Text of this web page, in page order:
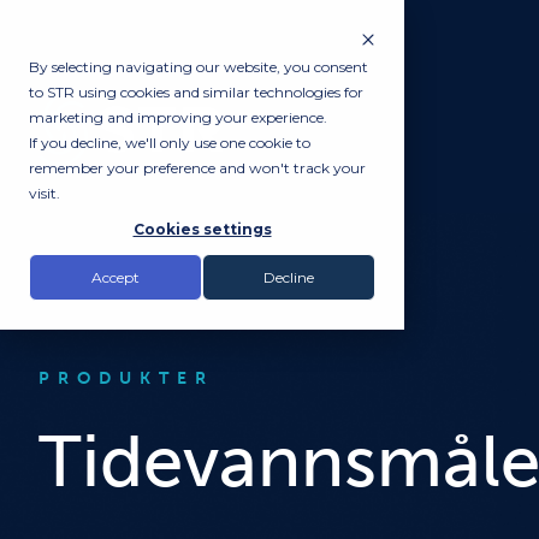
By selecting navigating our website, you consent
to STR using cookies and similar technologies for
marketing and improving your experience.
If you decline, we'll only use one cookie to
remember your preference and won't track your
visit.
Cookies settings
Accept Decline
PRODUKTER